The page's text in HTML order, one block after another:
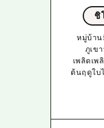
ชิ
หมู่บ้าน
ภูเข
เพลิดเ
ต้นฤดูใบ